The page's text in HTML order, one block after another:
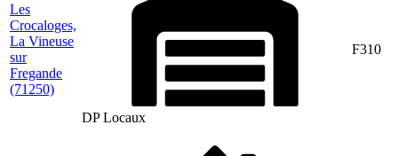
Les
Crocaloges,
La Vineuse
sur
Fregande
(71250)
DP Locaux
F310